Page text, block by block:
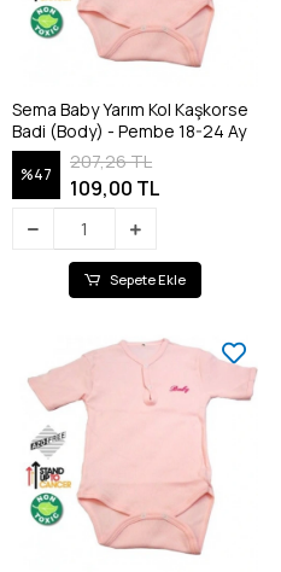
Sema Baby Yarım Kol Kaşkorse
Badi (Body) - Pembe 18-24 Ay
%47
207,26 TL
109,00 TL
Sepete Ekle